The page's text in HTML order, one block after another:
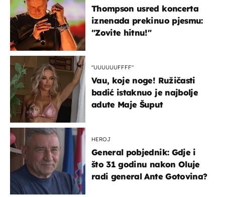
Thompson usred koncerta
iznenada prekinuo pjesmu:
"Zovite hitnu!"
"UUUUUUFFFF"
Vau, koje noge! Ružičasti
badić istaknuo je najbolje
adute Maje Šuput
HEROJ
General pobjednik: Gdje i
što 31 godinu nakon Oluje
radi general Ante Gotovina?